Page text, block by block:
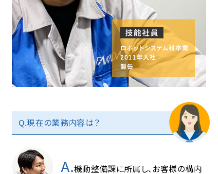
Q.現在の業務内容は？
A.機動整備課に所属し、お客様の構内